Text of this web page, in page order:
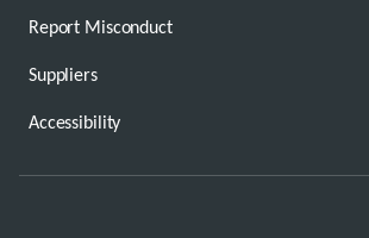
Report Misconduct
Suppliers
Accessibility